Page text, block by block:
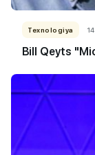
Texnologiya
Bill Qeyts